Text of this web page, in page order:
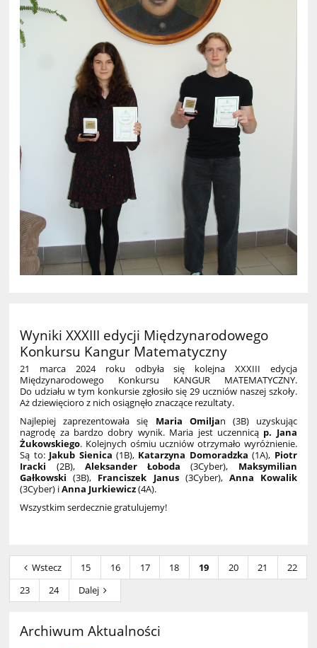
Wyniki XXXIII edycji Międzynarodowego
Konkursu Kangur Matematyczny
21 marca 2024 roku odbyła się kolejna XXXIII edycja
Międzynarodowego Konkursu KANGUR MATEMATYCZNY.
Do udziału w tym konkursie zgłosiło się 29 uczniów naszej szkoły.
Aż dziewięcioro z nich osiągnęło znaczące rezultaty.
Najlepiej zaprezentowała się Maria Omiljan (3B) uzyskując
nagrodę za bardzo dobry wynik. Maria jest uczennicą p. Jana
Żukowskiego. Kolejnych ośmiu uczniów otrzymało wyróżnienie.
Są to: Jakub Sienica (1B), Katarzyna Domoradzka (1A), Piotr
Iracki (2B), Aleksander Łoboda (3Cyber), Maksymilian
Gałkowski (3B), Franciszek Janus(3Cyber), Anna Kowalik
(3Cyber) iAnna Jurkiewicz(4A).
Wszystkim serdecznie gratulujemy!
Wstecz 15 16 17 18 19 20 21
22
23
24 Dalej
Archiwum Aktualności